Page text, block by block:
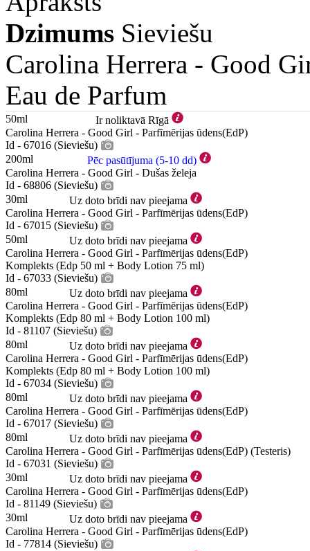
Dzimums Sieviešu
Carolina Herrera - Good
Eau de Parfum
50ml
Ir noliktavā Rīgā
Carolina Herrera - Good Girl - Parfīmērijas ūdens(EdP)
Id - 67016 (Sieviešu)
200ml
Pēc pasūtījuma (5-10 dd)
Carolina Herrera - Good Girl - Dušas želeja
Id - 68806 (Sieviešu)
30ml
Uz doto brīdi nav pieejama
Carolina Herrera - Good Girl - Parfīmērijas ūdens(EdP)
Id - 67015 (Sieviešu)
50ml
Uz doto brīdi nav pieejama
Carolina Herrera - Good Girl - Parfīmērijas ūdens(EdP)
Komplekts (Edp 50 ml + Body Lotion 75 ml)
Id - 67033 (Sieviešu)
80ml
Uz doto brīdi nav pieejama
Carolina Herrera - Good Girl - Parfīmērijas ūdens(EdP)
Komplekts (Edp 80 ml + Body Lotion 100 ml)
Id - 81107 (Sieviešu)
80ml
Uz doto brīdi nav pieejama
Carolina Herrera - Good Girl - Parfīmērijas ūdens(EdP)
Komplekts (Edp 80 ml + Body Lotion 100 ml)
Id - 67034 (Sieviešu)
80ml
Uz doto brīdi nav pieejama
Carolina Herrera - Good Girl - Parfīmērijas ūdens(EdP)
Id - 67017 (Sieviešu)
80ml
Uz doto brīdi nav pieejama
Carolina Herrera - Good Girl - Parfīmērijas ūdens(EdP) (Testeris)
Id - 67031 (Sieviešu)
30ml
Uz doto brīdi nav pieejama
Carolina Herrera - Good Girl - Parfīmērijas ūdens(EdP)
Id - 81149 (Sieviešu)
30ml
Uz doto brīdi nav pieejama
Carolina Herrera - Good Girl - Parfīmērijas ūdens(EdP)
Id - 77814 (Sieviešu)